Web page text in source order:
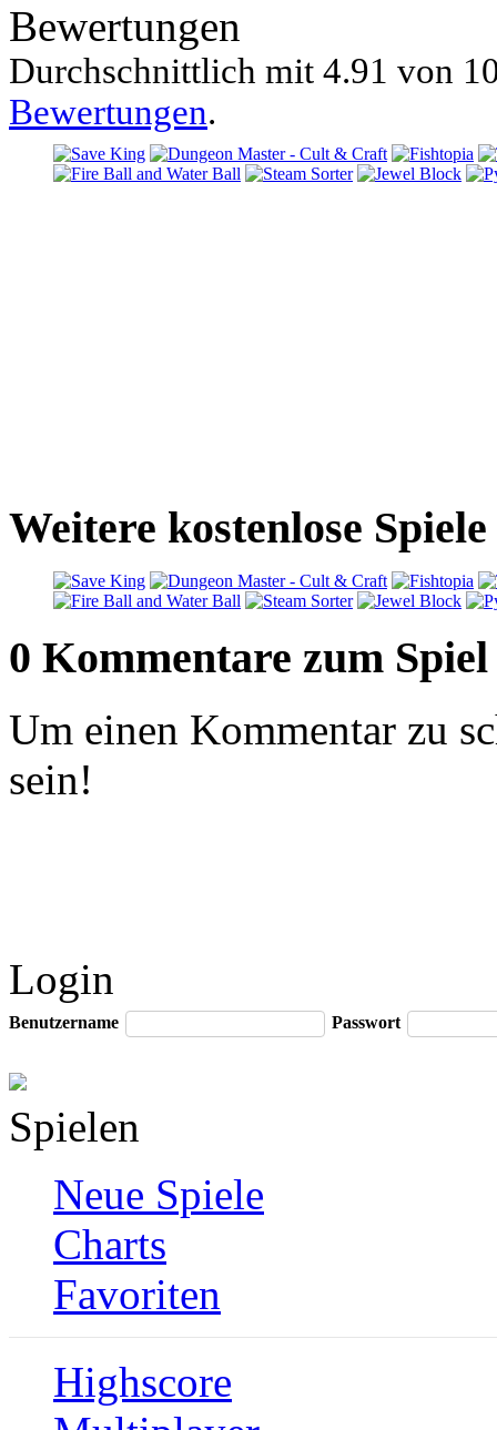
Bewertungen
Durchschnittlich mit 4.91 von
Bewertungen.
Weitere kostenlose
0 Kommentare zum Spiel
Um einen Kommentar zu
sein!
Login
Benutzername Passwort
Spielen
Neue Spiele
Charts
Favoriten
Highscore